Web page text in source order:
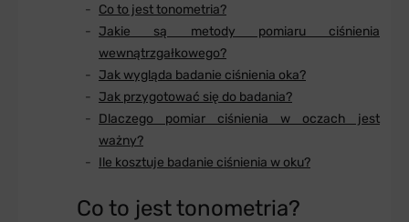
Co to jest tonometria?
Jakie są metody pomiaru ciśnienia
wewnątrzgałkowego?
Jak wygląda badanie ciśnienia oka?
Jak przygotować się do badania?
Dlaczego pomiar ciśnienia w oczach jest
ważny?
Ile kosztuje badanie ciśnienia w oku?
Co to jest tonometria?